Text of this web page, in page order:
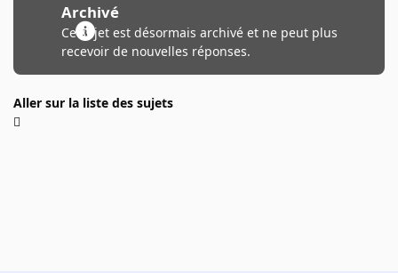
Archivé
Ce sujet est désormais archivé et ne peut plus
recevoir de nouvelles réponses.
Aller sur la liste des sujets